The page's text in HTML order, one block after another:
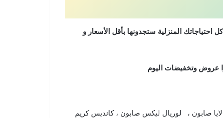
المنزلية ستجدونها بأقل الأسعار و
عروض وتخفيضات اليوم
صابون ، لوريال ليكس صابون ، كانديس كريم